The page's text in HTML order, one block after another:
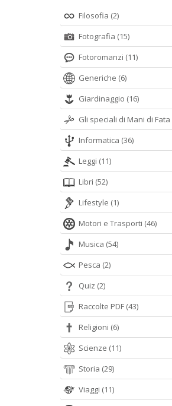
Filosofia (2)
Fotografia (15)
Fotoromanzi (11)
Generiche (6)
Giardinaggio (16)
Gli speciali di Mani di Fata
Informatica (36)
Leggi (11)
Libri (52)
Lifestyle (1)
Motori e Trasporti (46)
Musica (54)
Pesca (2)
Quiz (2)
Raccolte PDF (43)
Religioni (6)
Scienze (11)
Storia (29)
Viaggi (11)